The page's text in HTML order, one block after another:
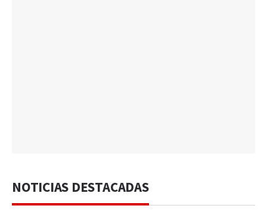
NOTICIAS DESTACADAS